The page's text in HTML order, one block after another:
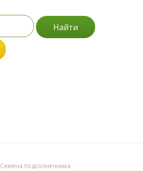
Найти
Семена подсолнечника